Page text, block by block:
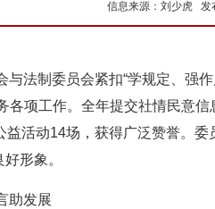
信息来源：刘少虎 发
与法制委员会紧扣“学规定、强
各项工作。全年提交社情民意
活动14场，获得广泛赞誉。
形象。
助发展